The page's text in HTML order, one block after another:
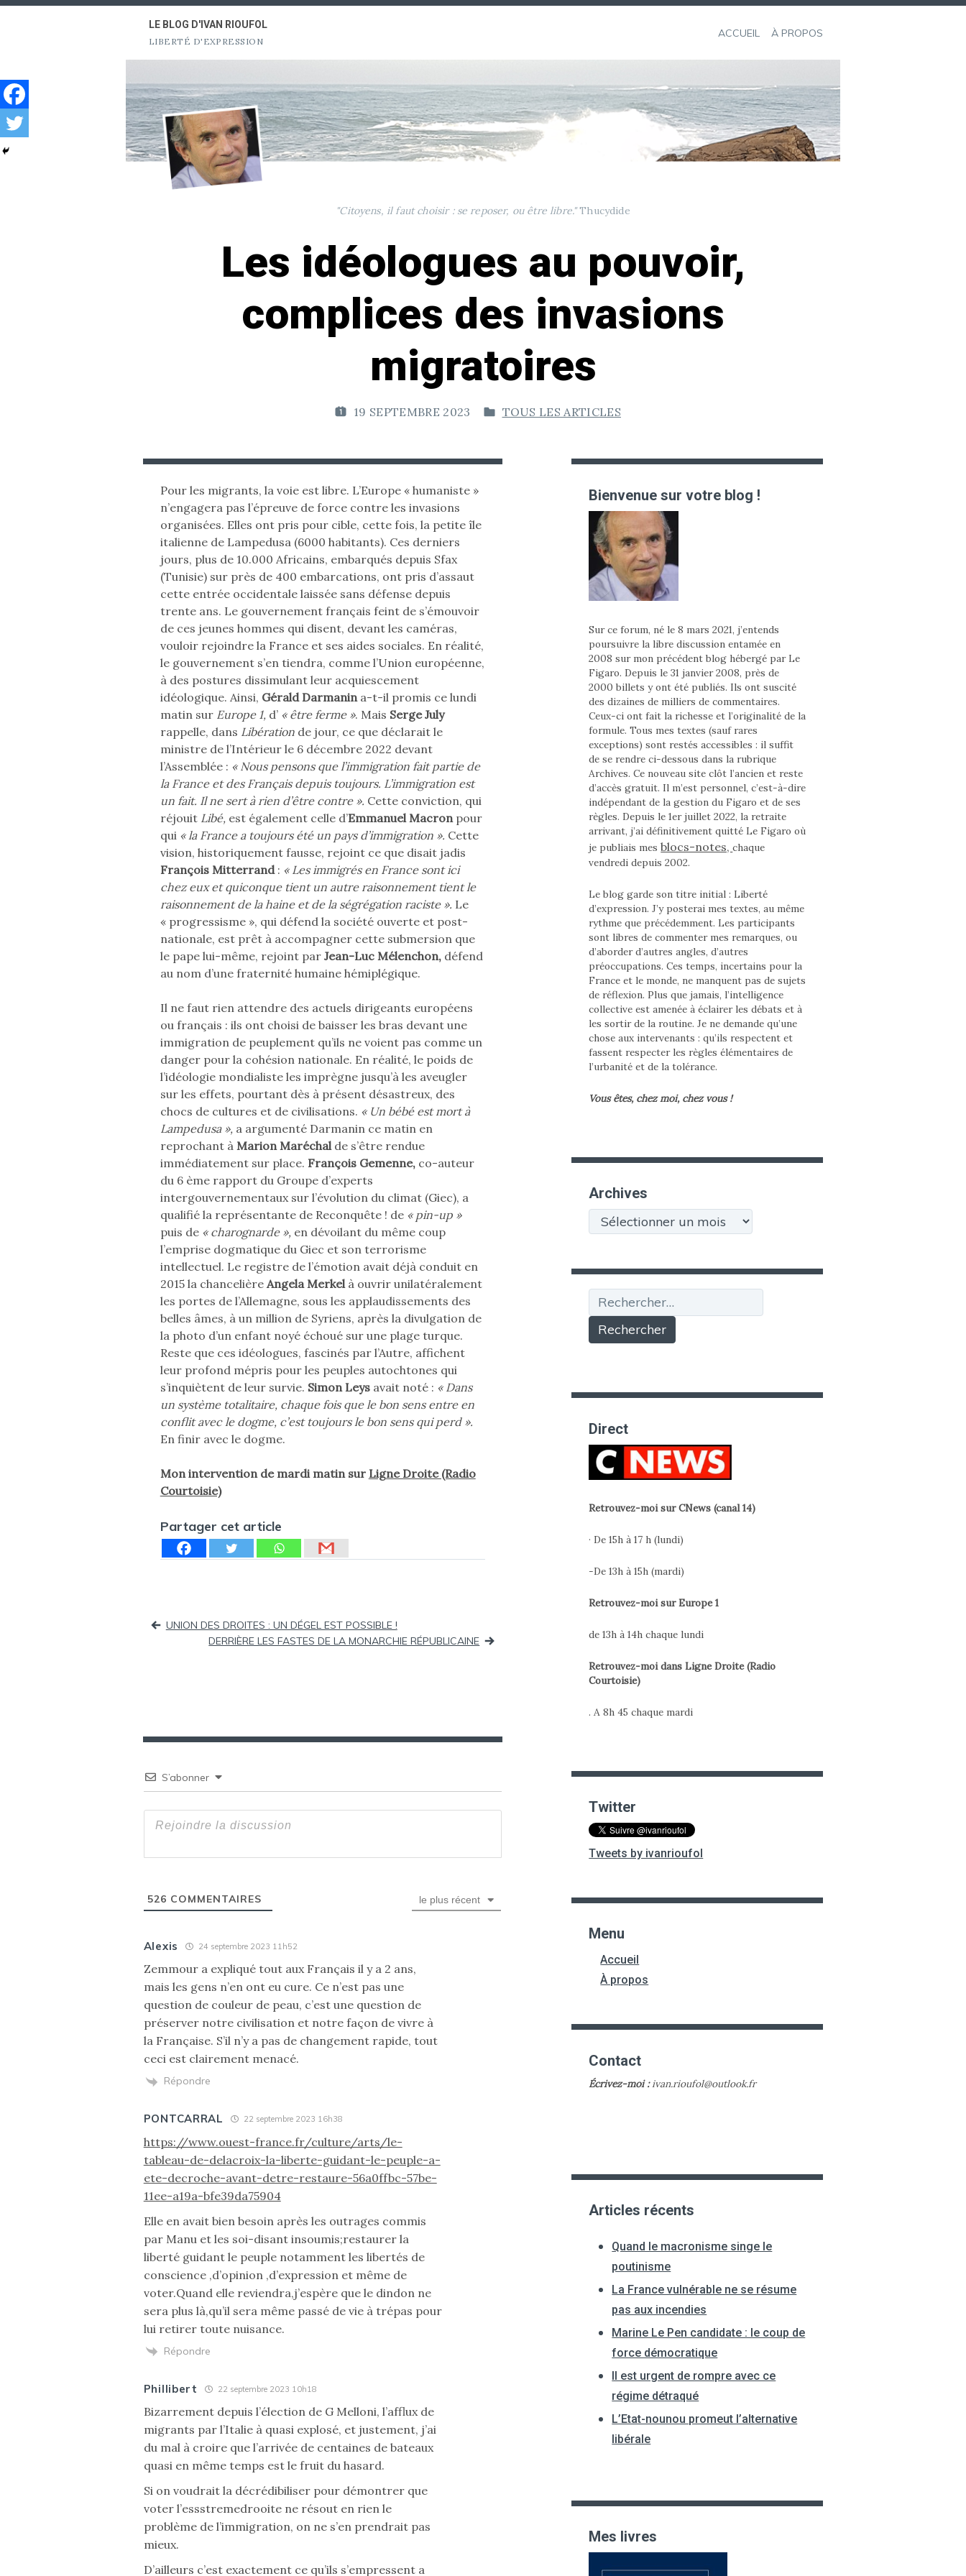
Aller
LE BLOG D'IVAN RIOUFOL
LIBERTÉ D'EXPRESSION
ACCUEIL À PROPOS
"Citoyens, il faut choisir : se reposer, ou être libre."Thucydide
Les idéologues au pouvoir,
complices des invasions
migratoires
P
I
É
L
E
:
19 SEPTEMBRE 2023
P
D
TOUS LES ARTICLES
Pour les migrants, la voie est libre. L’Europe « humaniste »
n’engagera pas l’épreuve de force contre les invasions
organisées. Elles ont pris pour cible, cette fois, la petite île
italienne de Lampedusa (6000 habitants). Ces derniers
jours, plus de 10.000 Africains, embarqués depuis Sfax
(Tunisie) sur près de 400 embarcations, ont pris d’assaut
cette entrée occidentale laissée sans défense depuis
trente ans. Le gouvernement français feint de s’émouvoir
de ces jeunes hommes qui disent, devant les caméras,
vouloir rejoindre la France et ses aides sociales. En réalité,
le gouvernement s’en tiendra, comme l’Union européenne,
à des postures dissimulant leur acquiescement
idéologique. Ainsi, Gérald Darmanin a-t-il promis ce lundi
matin surEurope 1,d’ « être ferme ». Mais Serge July
rappelle, dans Libération de jour, ce que déclarait le
ministre de l’Intérieur le 6 décembre 2022 devant
l’Assemblée : « Nous pensons que l’immigration fait partie de
la France et des Français depuis toujours. L’immigration est
un fait. Il ne sert à rien d’être contre ». Cette conviction, qui
réjouit Libé, est également celle d’Emmanuel Macron pour
qui « la France a toujours été un pays d’immigration ». Cette
vision, historiquement fausse, rejoint ce que disait jadis
François Mitterrand : « Les immigrés en France sont ici
chez eux et quiconque tient un autre raisonnement tient le
raisonnement de la haine et de la ségrégation raciste ». Le
« progressisme », qui défend la société ouverte et post-
nationale, est prêt à accompagner cette submersion que
le pape lui-même, rejoint par Jean-Luc Mélenchon,défend
au nom d’une fraternité humaine hémiplégique.
Il ne faut rien attendre des actuels dirigeants européens
ou français : ils ont choisi de baisser les bras devant une
immigration de peuplement qu’ils ne voient pas comme un
danger pour la cohésion nationale. En réalité, le poids de
l’idéologie mondialiste les imprègne jusqu’à les aveugler
sur les effets, pourtant dès à présent désastreux, des
chocs de cultures et de civilisations. « Un bébé est mort à
Lampedusa »,a argumenté Darmanin ce matin en
reprochant à Marion Maréchalde s’être rendue
immédiatement sur place. François Gemenne,co-auteur
du 6 ème rapport du Groupe d’experts
intergouvernementaux sur l’évolution du climat (Giec), a
qualifié la représentante de Reconquête ! de « pin-up »
puis de « charognarde »,en dévoilant du même coup
l’emprise dogmatique du Giec et son terrorisme
intellectuel. Le registre de l’émotion avait déjà conduit en
2015 la chancelière Angela Merkelà ouvrir unilatéralement
les portes de l’Allemagne, sous les applaudissements des
belles âmes, à un million de Syriens, après la divulgation de
la photo d’un enfant noyé échoué sur une plage turque.
Reste que ces idéologues, fascinés par l’Autre, affichent
leur profond mépris pour les peuples autochtones qui
s’inquiètent de leur survie. Simon Leys avait noté : « Dans
un système totalitaire, chaque fois que le bon sens entre en
conflit avec le dogme, c’est toujours le bon sens qui perd ».
En finir avec le dogme.
Mon intervention de mardi matin sur Ligne Droite (Radio
Courtoisie)
Partager cet article
UNION DES DROITES : UN DÉGEL EST POSSIBLE !
DERRIÈRE LES FASTES DE LA MONARCHIE RÉPUBLICAINE
S’abonner
526 COMMENTAIRES le plus récent
Alexis 24 septembre 2023 11h52
Zemmour a expliqué tout aux Français il y a 2 ans,
mais les gens n’en ont eu cure. Ce n’est pas une
question de couleur de peau, c’est une question de
préserver notre civilisation et notre façon de vivre à
la Française. S’il n’y a pas de changement rapide, tout
ceci est clairement menacé.
Répondre
PONTCARRAL 22 septembre 2023 16h38
https://www.ouest-france.fr/culture/arts/le-
tableau-de-delacroix-la-liberte-guidant-le-peuple-a-
ete-decroche-avant-detre-restaure-56a0ffbc-57be-
11ee-a19a-bfe39da75904
Elle en avait bien besoin après les outrages commis
par Manu et les soi-disant insoumis;restaurer la
liberté guidant le peuple notamment les libertés de
conscience ,d’opinion ,d’expression et même de
voter.Quand elle reviendra,j’espère que le dindon ne
sera plus là,qu’il sera même passé de vie à trépas pour
lui retirer toute nuisance.
Répondre
Phillibert 22 septembre 2023 10h18
Bizarrement depuis l’élection de G Melloni, l’afflux de
migrants par l’Italie à quasi explosé, et justement, j’ai
du mal à croire que l’arrivée de centaines de bateaux
quasi en même temps est le fruit du hasard.
Si on voudrait la décrédibiliser pour démontrer que
voter l’essstremedrooite ne résout en rien le
problème de l’immigration, on ne s’en prendrait pas
mieux.
D’ailleurs c’est exactement ce qu’ils s’empressent a
Bienvenue sur votre blog !
Sur ce forum, né le 8 mars 2021, j’entends
poursuivre la libre discussion entamée en
2008 sur mon précédent blog hébergé par Le
Figaro. Depuis le 31 janvier 2008, près de
2000 billets y ont été publiés. Ils ont suscité
des dizaines de milliers de commentaires.
Ceux-ci ont fait la richesse et l’originalité de la
formule. Tous mes textes (sauf rares
exceptions) sont restés accessibles : il suffit
de se rendre ci-dessous dans la rubrique
Archives. Ce nouveau site clôt l’ancien et reste
d’accès gratuit. Il m’est personnel, c’est-à-dire
indépendant de la gestion du Figaro et de ses
règles. Depuis le 1er juillet 2022, la retraite
arrivant, j’ai définitivement quitté Le Figaro où
je publiais mesblocs-notes,chaque
vendredi depuis 2002.
Le blog garde son titre initial : Liberté
d’expression. J’y posterai mes textes, au même
rythme que précédemment. Les participants
sont libres de commenter mes remarques, ou
d’aborder d’autres angles, d’autres
préoccupations. Ces temps, incertains pour la
France et le monde, ne manquent pas de sujets
de réflexion. Plus que jamais, l’intelligence
collective est amenée à éclairer les débats et à
les sortir de la routine. Je ne demande qu’une
chose aux intervenants : qu’ils respectent et
fassent respecter les règles élémentaires de
l’urbanité et de la tolérance.
Vous êtes, chez moi, chez vous !
Archives
Archives
Rechercher :
Direct
Retrouvez-moi sur CNews (canal 14)
· De 15h à 17 h (lundi)
-De 13h à 15h (mardi)
Retrouvez-moi sur Europe 1
de 13h à 14h chaque lundi
Retrouvez-moi dans Ligne Droite (Radio
Courtoisie)
. A 8h 45 chaque mardi
Twitter
Tweets by ivanrioufol
Menu
Accueil
À propos
Contact
Écrivez-moi :ivan.rioufol@outlook.fr
Articles récents
Quand le macronisme singe le
poutinisme
La France vulnérable ne se résume
pas aux incendies
Marine Le Pen candidate : le coup de
force démocratique
Il est urgent de rompre avec ce
régime détraqué
L’Etat-nounou promeut l’alternative
libérale
Mes livres